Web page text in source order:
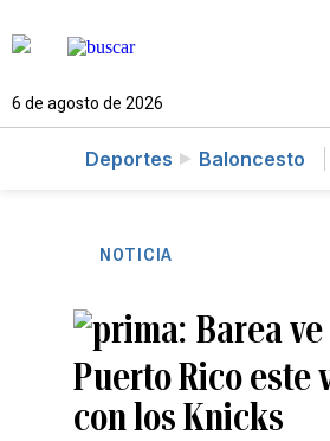
6 de agosto de 2026
Deportes Baloncesto
NOTICIA
Barea
Puerto Rico este
con los Knicks